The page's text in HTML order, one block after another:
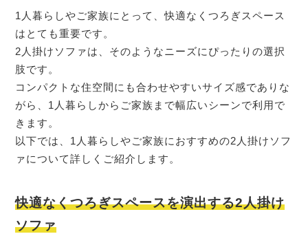
1人暮らしやご家族にとって、快適なくつろぎスペース
はとても重要です。
2人掛けソファは、そのようなニーズにぴったりの選択
肢です。
コンパクトな住空間にも合わせやすいサイズ感でありな
がら、1人暮らしからご家族まで幅広いシーンで利用で
きます。
以下では、1人暮らしやご家族におすすめの2人掛けソフ
ァについて詳しくご紹介します。
快適なくつろぎスペースを演出する2人掛け
ソファ